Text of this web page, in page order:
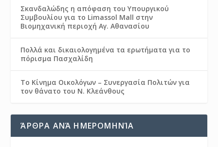
Σκανδαλώδης η απόφαση του Υπουργικού
Συμβουλίου για το Limassol Mall στην
Βιομηχανική περιοχή Αγ. Αθανασίου
Πολλά και δικαιολογημένα τα ερωτήματα για το
πόρισμα Πασχαλίδη
Το Κίνημα Οικολόγων – Συνεργασία Πολιτών για
τον θάνατο του Ν. Κλεάνθους
ΆΡΘΡΑ ΑΝΆ ΗΜΕΡΟΜΗΝΊΑ